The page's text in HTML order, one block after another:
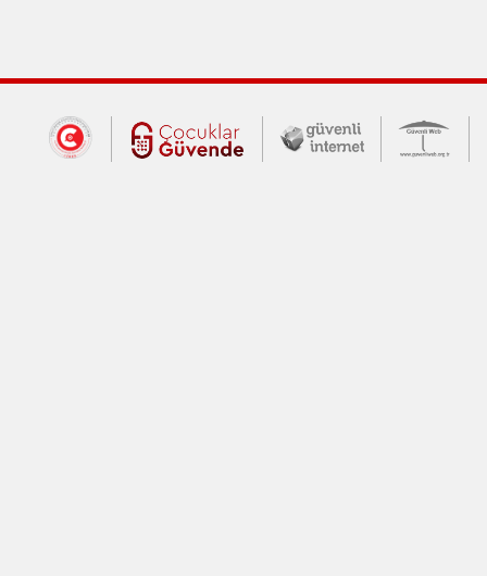
Dış Bağlantılar
Cumhurbaşkanlığı İletişim Merkezi
Çocuklar Güvende (yeni
Güvenli